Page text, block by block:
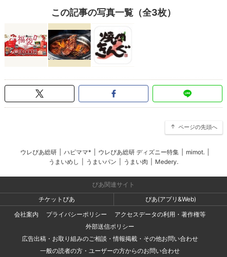
この記事の写真一覧（全3枚）
ページの先頭へ
ウレぴあ総研 ハピママ* ウレぴあ総研 ディズニー特集 mimot.
うまいめし
うまいパン うまい肉 Medery.
ぴあ関連サイト
チケットぴあ
ぴあ(アプリ&Web)
会社案内
プライバシーポリシー
アクセスデータの利用・著作権等
外部送信ポリシー
広告出稿・お取り組みのご相談・情報掲載・その他お問い合わせ
一般の読者の方・ユーザーの方からのお問い合わせ